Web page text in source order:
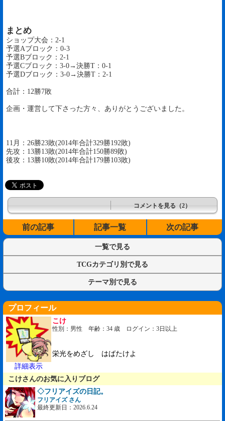
まとめ
ショップ大会：2-1
予選Aブロック：0-3
予選Bブロック：2-1
予選Cブロック：3-0→決勝T：0-1
予選Dブロック：3-0→決勝T：2-1
合計：12勝7敗
企画・運営して下さった方々、ありがとうございました。
11月：26勝23敗(2014年合計329勝192敗)
先攻：13勝13敗(2014年合計150勝89敗)
後攻：13勝10敗(2014年合計179勝103敗)
コメントを見る（2）
前の記事 記事一覧 次の記事
一覧で見る
TCGカテゴリ別で見る
テーマ別で見る
プロフィール
詳細表示
こけ
性別：男性 年齢：34 歳 ログイン：3日以上
栄光をめざし はばたけよ
こけさんのお気に入りブログ
◇フリアイズの日記。
フリアイズ さん
最終更新日：2026.6.24